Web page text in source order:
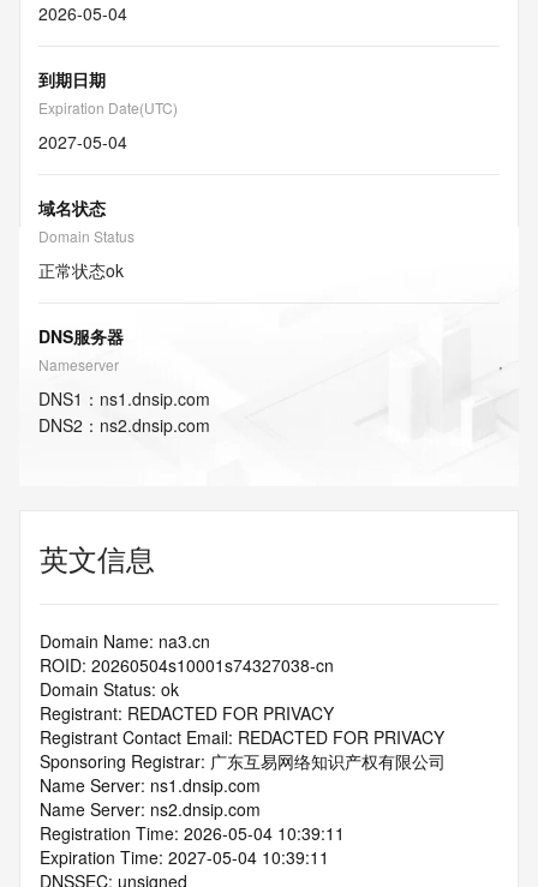
2026-05-04
到期日期
Expiration Date(UTC)
2027-05-04
域名状态
Domain Status
正常状态ok
DNS服务器
Nameserver
DNS1 ： ns1.dnsip.com
DNS2 ： ns2.dnsip.com
英文信息
Domain Name: na3.cn
ROID: 20260504s10001s74327038-cn
Domain Status: ok
Registrant: REDACTED FOR PRIVACY
Registrant Contact Email: REDACTED FOR PRIVACY
Sponsoring Registrar: 广东互易网络知识产权有限公司
Name Server: ns1.dnsip.com
Name Server: ns2.dnsip.com
Registration Time: 2026-05-04 10:39:11
Expiration Time: 2027-05-04 10:39:11
DNSSEC: unsigned